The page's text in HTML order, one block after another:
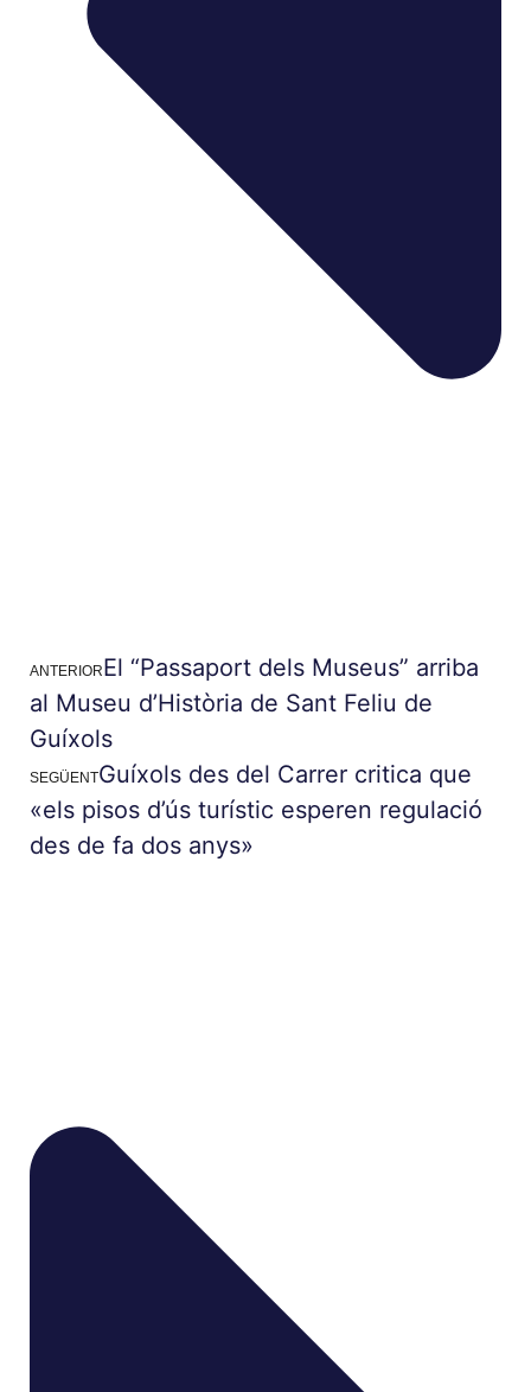
ANTERIOREl “Passaport dels Museus” arriba
al Museu d’Història de Sant Feliu de
Guíxols
SEGÜENTGuíxols des del Carrer critica que
«els pisos d’ús turístic esperen regulació
des de fa dos anys»